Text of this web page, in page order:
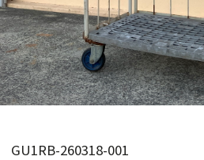
GU1RB-260318-001